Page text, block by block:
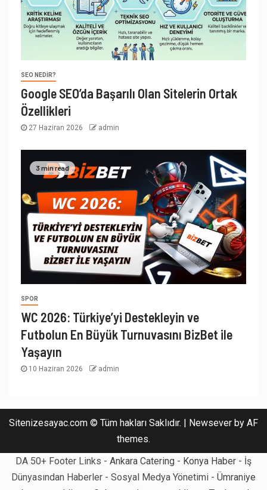
SEO NEDIR?
Google SEO’da Başarılı Olan Sitelerin Ortak
Özellikleri
27 Haziran 2026 admin
3 min read
SPOR
WC 2026: Türkiye’yi Destekleyin ve
Futbolun En Büyük Turnuvasını BizBet ile
Yaşayın
10 Haziran 2026 admin
Sitenizesayac.com © Tüm hakları Saklıdır. | Newsever by AF
themes.
DA 50+ Footer Links - Ankara Catering - Konya Haber - İş
Dünyasından Haberler - Sosyal Medya Yönetimi - Ümraniye